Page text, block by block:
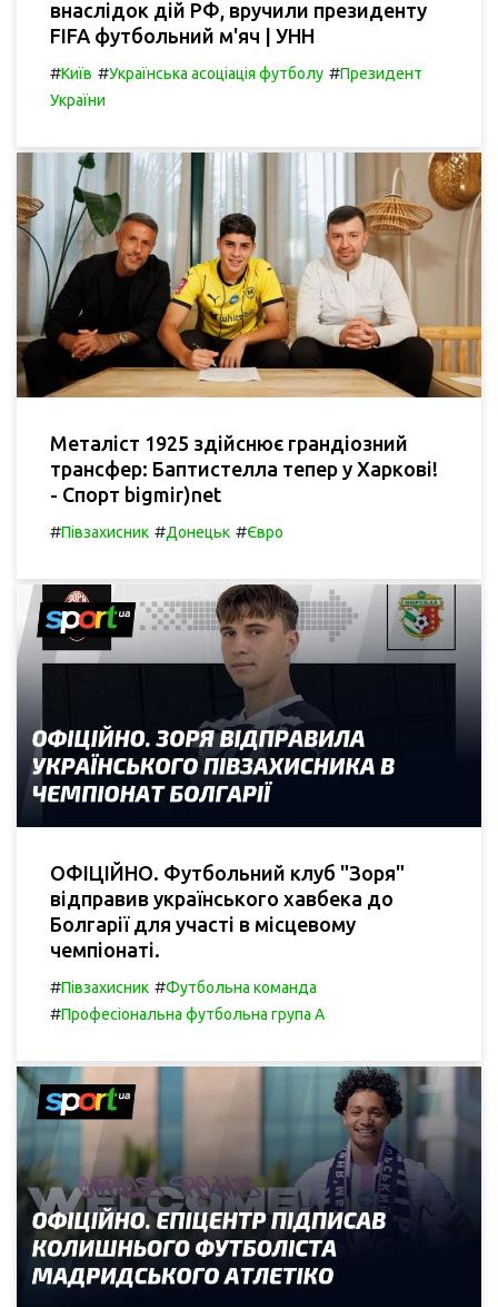
внаслідок дій РФ, вручили президенту
FIFA футбольний м'яч | УНН
#Київ #Українська асоціація футболу #Президент
України
Металіст 1925 здійснює грандіозний
трансфер: Баптистелла тепер у Харкові!
- Спорт bigmir)net
#Півзахисник #Донецьк #Євро
ОФІЦІЙНО. Футбольний клуб "Зоря"
відправив українського хавбека до
Болгарії для участі в місцевому
чемпіонаті.
#Півзахисник #Футбольна команда
#Професіональна футбольна група А